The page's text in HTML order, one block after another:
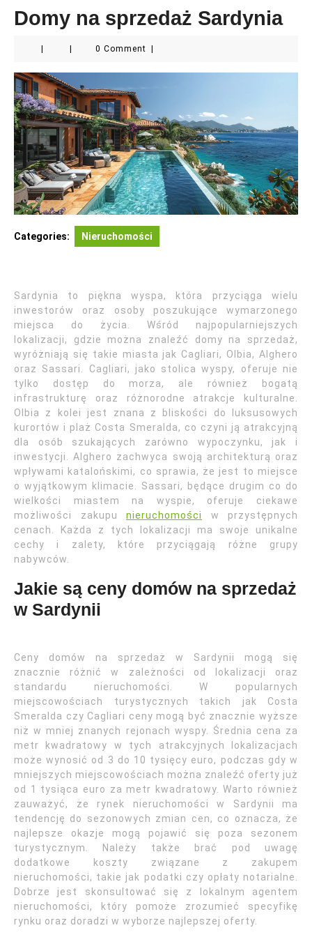
Domy na sprzedaż Sardynia
0 Comment
Categories: Nieruchomości
Sardynia to piękna wyspa, która przyciąga wielu
inwestorów oraz osoby poszukujące wymarzonego
miejsca do życia. Wśród najpopularniejszych
lokalizacji, gdzie można znaleźć domy na sprzedaż,
wyróżniają się takie miasta jak Cagliari, Olbia, Alghero
oraz Sassari. Cagliari, jako stolica wyspy, oferuje nie
tylko dostęp do morza, ale również bogatą
infrastrukturę oraz różnorodne atrakcje kulturalne.
Olbia z kolei jest znana z bliskości do luksusowych
kurortów i plaż Costa Smeralda, co czyni ją atrakcyjną
dla osób szukających zarówno wypoczynku, jak i
inwestycji. Alghero zachwyca swoją architekturą oraz
wpływami katalońskimi, co sprawia, że jest to miejsce
o wyjątkowym klimacie. Sassari, będące drugim co do
wielkości miastem na wyspie, oferuje ciekawe
możliwości zakupu nieruchomości
w przystępnych
cenach. Każda z tych lokalizacji ma swoje unikalne
cechy i zalety, które przyciągają różne grupy
nabywców.
Jakie są ceny domów na sprzedaż
w Sardynii
Ceny domów na sprzedaż w Sardynii mogą się
znacznie różnić w zależności od lokalizacji oraz
standardu nieruchomości. W popularnych
miejscowościach turystycznych takich jak Costa
Smeralda czy Cagliari ceny mogą być znacznie wyższe
niż w mniej znanych rejonach wyspy. Średnia cena za
metr kwadratowy w tych atrakcyjnych lokalizacjach
może wynosić od 3 do 10 tysięcy euro, podczas gdy w
mniejszych miejscowościach można znaleźć oferty już
od 1 tysiąca euro za metr kwadratowy. Warto również
zauważyć, że rynek nieruchomości w Sardynii ma
tendencję do sezonowych zmian cen, co oznacza, że
najlepsze okazje mogą pojawić się poza sezonem
turystycznym. Należy także brać pod uwagę
dodatkowe koszty związane z zakupem
nieruchomości, takie jak podatki czy opłaty notarialne.
Dobrze jest skonsultować się z lokalnym agentem
nieruchomości, który pomoże zrozumieć specyfikę
rynku oraz doradzi w wyborze najlepszej oferty.